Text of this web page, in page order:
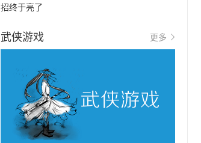
招终于亮了
武侠游戏 更多